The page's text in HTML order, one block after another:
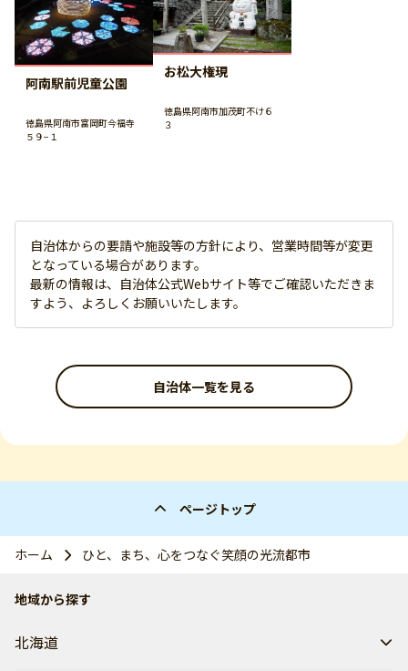
阿南駅前児童公園
徳島県阿南市富岡町今福寺
５９−１
お松大権現
徳島県阿南市加茂町不け６
３
自治体からの要請や施設等の方針により、営業時間等が変更
となっている場合があります。
最新の情報は、自治体公式Webサイト等でご確認いただきま
すよう、よろしくお願いいたします。
自治体一覧を見る
ページトップ
ホーム ひと、まち、心をつなぐ笑顔の光流都市
地域から探す
北海道